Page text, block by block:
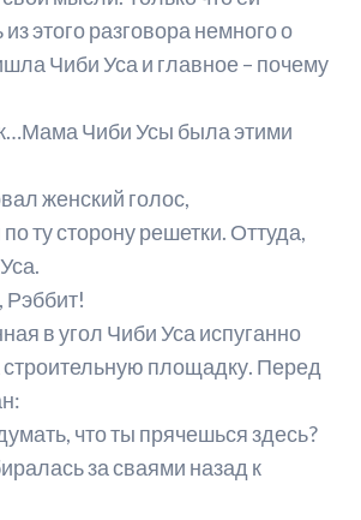
этого разговора немного о
Чиби Уса и главное – почему
Чиби Усы была этими
женский голос,
ту сторону решетки. Оттуда,
Рэббит!
в угол Чиби Уса испуганно
строительную площадку. Перед
что ты прячешься здесь?
за сваями назад к